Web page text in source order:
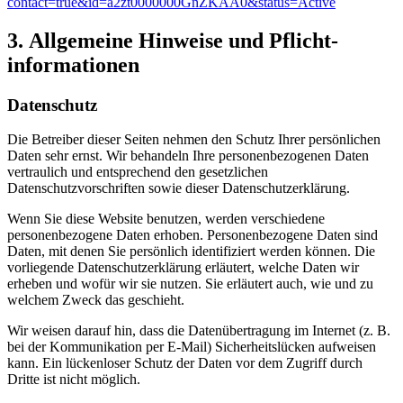
3. Allgemeine Hinweise und Pflicht­
informationen
Datenschutz
Die Betreiber dieser Seiten nehmen den Schutz Ihrer persönlichen
Daten sehr ernst. Wir behandeln Ihre personenbezogenen Daten
vertraulich und entsprechend den gesetzlichen
Datenschutzvorschriften sowie dieser Datenschutzerklärung.
Wenn Sie diese Website benutzen, werden verschiedene
personenbezogene Daten erhoben. Personenbezogene Daten sind
Daten, mit denen Sie persönlich identifiziert werden können. Die
vorliegende Datenschutzerklärung erläutert, welche Daten wir
erheben und wofür wir sie nutzen. Sie erläutert auch, wie und zu
welchem Zweck das geschieht.
Wir weisen darauf hin, dass die Datenübertragung im Internet (z. B.
bei der Kommunikation per E-Mail) Sicherheitslücken aufweisen
kann. Ein lückenloser Schutz der Daten vor dem Zugriff durch
Dritte ist nicht möglich.